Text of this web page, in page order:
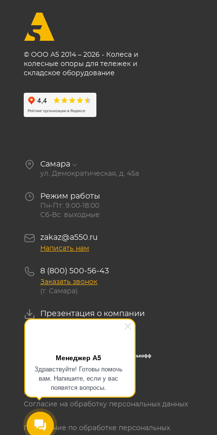
Менеджер А5
Здравствуйте! Готовы помочь
вам. Напишите, если у вас
появятся вопросы.
© ООО А5 2014 – 2026 - Колеса и
колесные опоры для тележек и
складское оборудование
Самара
ул. Демократическая, д. 45а
Режим работы
Пн-Пт: 9:00-18:00
Сб-Вс: выходные
zakaz@a550.ru
Написать нам
8 (800) 500-56-43
Заказать звонок
(г. Самара)
Презентация о компании
ОГРН 1145476129700
ИНН 5405503636
Согласие на обработку персональных данных
Положение по обработке персональных